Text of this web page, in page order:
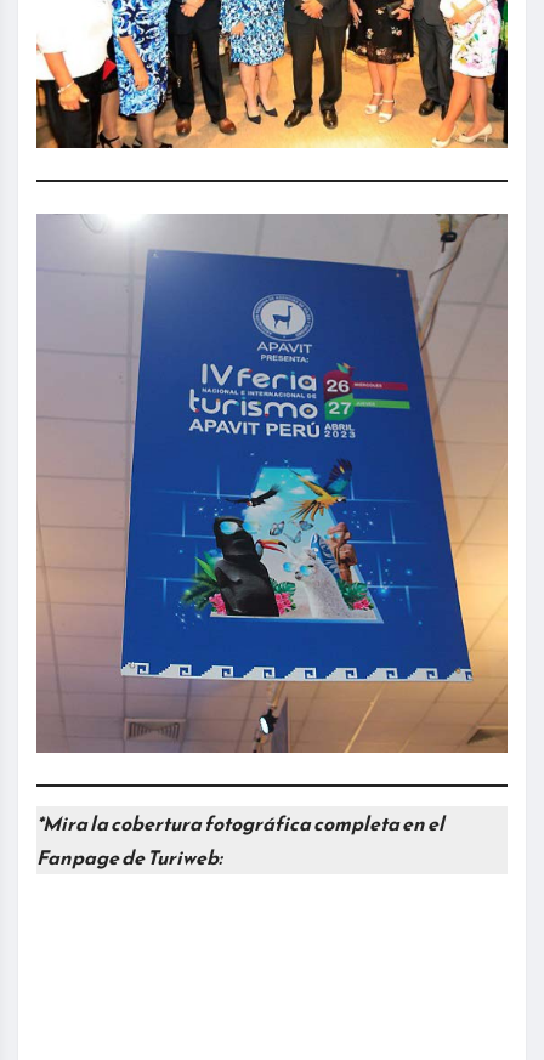
*Mira la cobertura fotográfica completa en el
Fanpage de Turiweb: